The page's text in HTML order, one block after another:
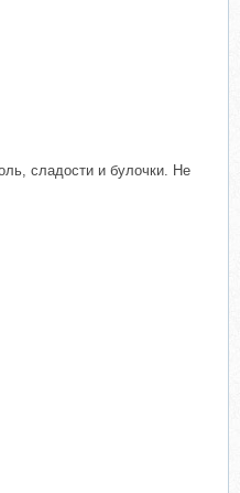
сладости и булочки. Не